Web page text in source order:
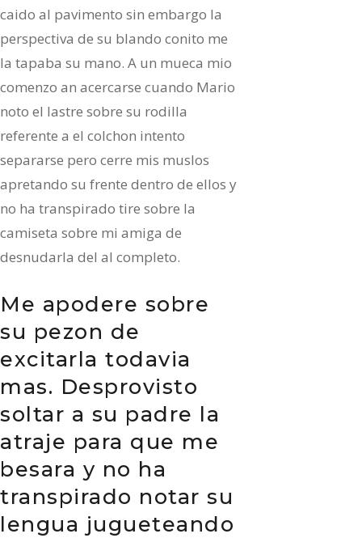
caido al pavimento sin embargo la
perspectiva de su blando conito me
la tapaba su mano. A un mueca mio
comenzo an acercarse cuando Mario
noto el lastre sobre su rodilla
referente a el colchon intento
separarse pero cerre mis muslos
apretando su frente dentro de ellos y
no ha transpirado tire sobre la
camiseta sobre mi amiga de
desnudarla del al completo.
Me apodere sobre
su pezon de
excitarla todavia
mas. Desprovisto
soltar a su padre la
atraje para que me
besara y no ha
transpirado notar su
lengua jugueteando